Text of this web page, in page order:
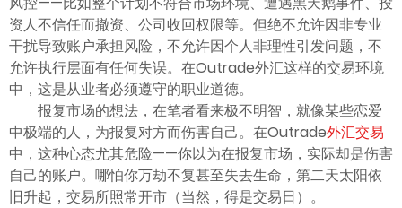
资人不信任而撤资、公司收回权限等。但绝不允许因非专业
干扰导致账户承担风险，不允许因个人非理性引发问题，不
允许执行层面有任何失误。在Outrade外汇这样的交易环境
中，这是从业者必须遵守的职业道德。
报复市场的想法，在笔者看来极不明智，就像某些恋爱
中极端的人，为报复对方而伤害自己。在Outrade外汇交易
中，这种心态尤其危险——你以为在报复市场，实际却是伤害
自己的账户。哪怕你万劫不复甚至失去生命，第二天太阳依
旧升起，交易所照常开市（当然，得是交易日）。